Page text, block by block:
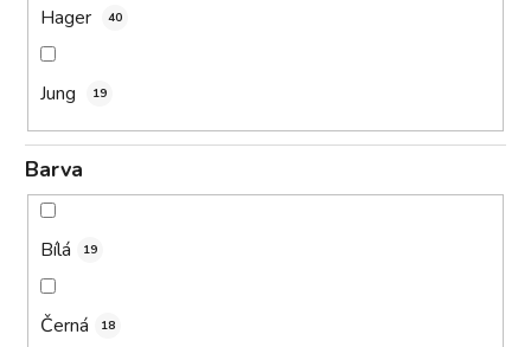
Hager 40
Jung 19
Barva
Bílá 19
Černá 18